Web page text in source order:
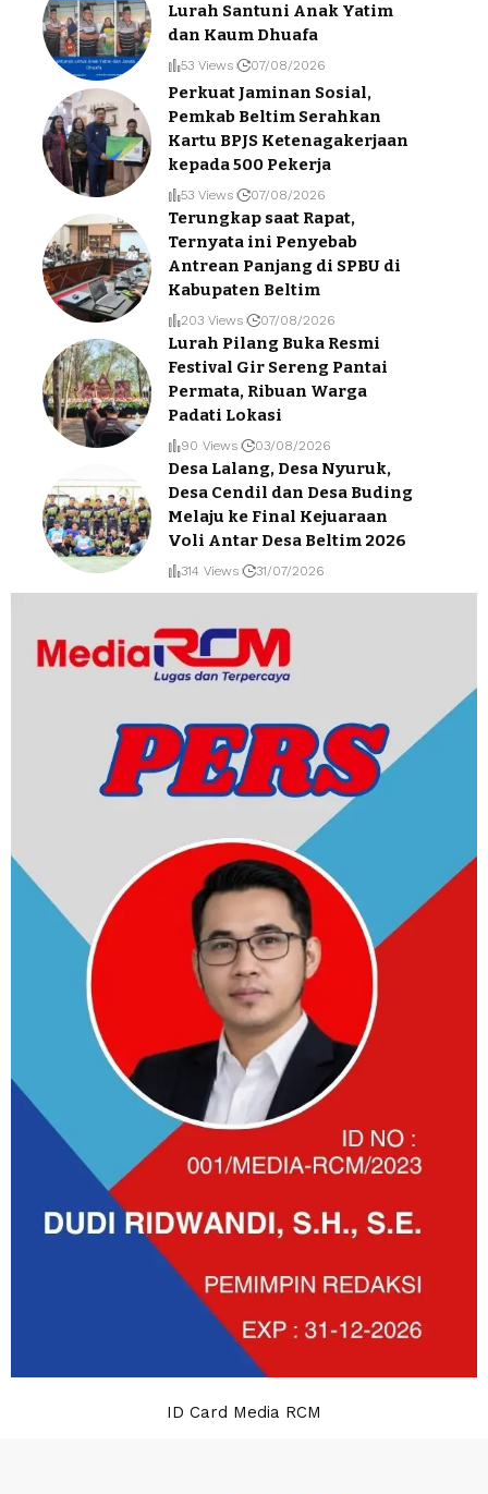
Lurah Santuni Anak Yatim
dan Kaum Dhuafa
53 Views 07/08/2026
Perkuat Jaminan Sosial,
Pemkab Beltim Serahkan
Kartu BPJS Ketenagakerjaan
kepada 500 Pekerja
53 Views 07/08/2026
Terungkap saat Rapat,
Ternyata ini Penyebab
Antrean Panjang di SPBU di
Kabupaten Beltim
203 Views 07/08/2026
Lurah Pilang Buka Resmi
Festival Gir Sereng Pantai
Permata, Ribuan Warga
Padati Lokasi
90 Views 03/08/2026
Desa Lalang, Desa Nyuruk,
Desa Cendil dan Desa Buding
Melaju ke Final Kejuaraan
Voli Antar Desa Beltim 2026
314 Views 31/07/2026
ID Card Media RCM